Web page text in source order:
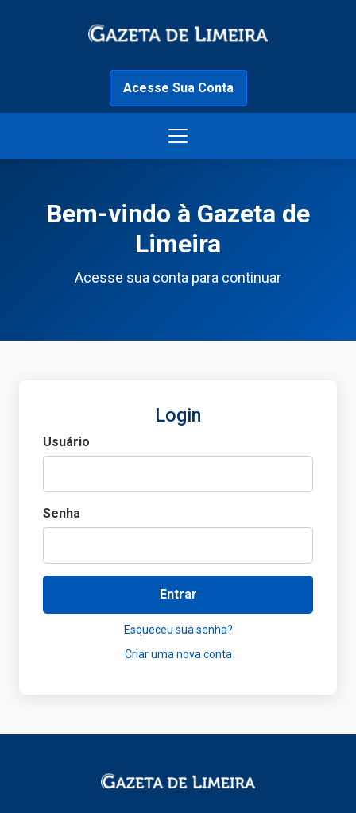
Acesse Sua Conta
Bem-vindo à Gazeta de
Limeira
Acesse sua conta para continuar
Login
Usuário
Senha
Entrar
Esqueceu sua senha?
Criar uma nova conta